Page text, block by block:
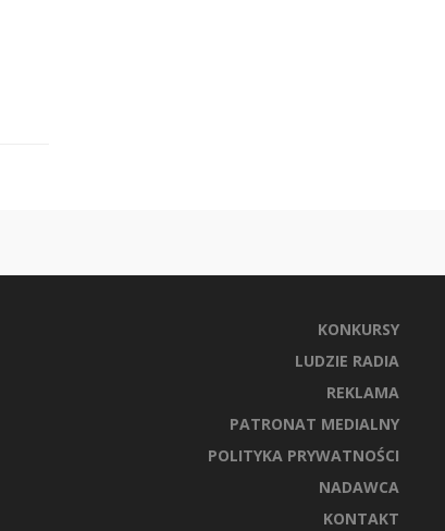
KONKURSY
LUDZIE RADIA
REKLAMA
PATRONAT MEDIALNY
POLITYKA PRYWATNOŚCI
NADAWCA
KONTAKT